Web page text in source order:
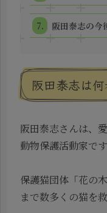
阪田泰志の今
阪田泰志は
阪田泰志さんは、
動物保護活動家です
保護猫団体「花の
まで数多くの猫を